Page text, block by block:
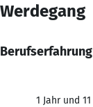
Werdegang
1 Jahr und